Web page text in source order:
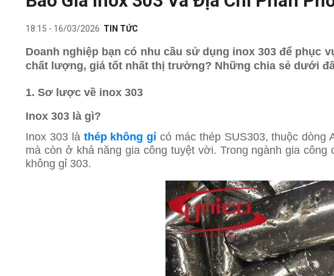
18:15 - 16/03/2026 TIN TỨC
Doanh nghiệp bạn có nhu cầu sử dụng inox 303 để phục
chất lượng, giá tốt nhất thị trường? Những chia sẻ dưới
1. Sơ lược về inox 303
Inox 303 là gì?
Inox 303 là thép không gỉ có mác thép SUS303, thuộc
mà còn ở khả năng gia công tuyệt vời. Trong ngành gia
không gỉ 303.